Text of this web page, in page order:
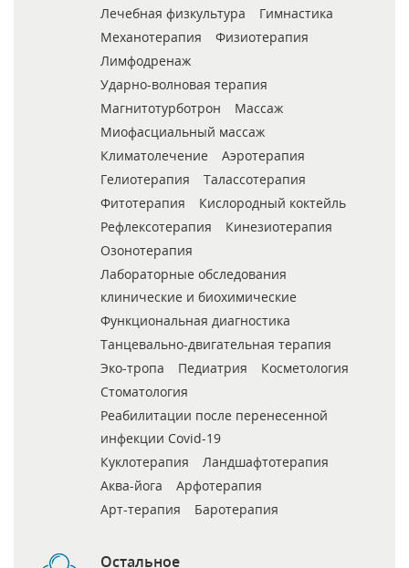
Лечебная физкультура
Гимнастика
Механотерапия
Физиотерапия
Лимфодренаж
Ударно-волновая терапия
Магнитотурботрон
Массаж
Миофасциальный массаж
Климатолечение
Аэротерапия
Гелиотерапия
Талассотерапия
Фитотерапия
Кислородный коктейль
Рефлексотерапия
Кинезиотерапия
Озонотерапия
Лабораторные обследования
клинические и биохимические
Функциональная диагностика
Танцевально-двигательная терапия
Эко-тропа
Педиатрия
Косметология
Стоматология
Реабилитации после перенесенной
инфекции Covid-19
Куклотерапия
Ландшафтотерапия
Аква-йога
Арфотерапия
Арт-терапия
Баротерапия
Остальное